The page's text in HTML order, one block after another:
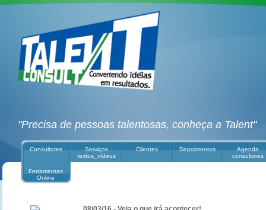
"Precisa de pessoas talentosas, conheça a Talent"
Consultores
Serviços
textos_vídeos
Clientes Depoimentos
Agenda
consultores
Ferramentas
Online